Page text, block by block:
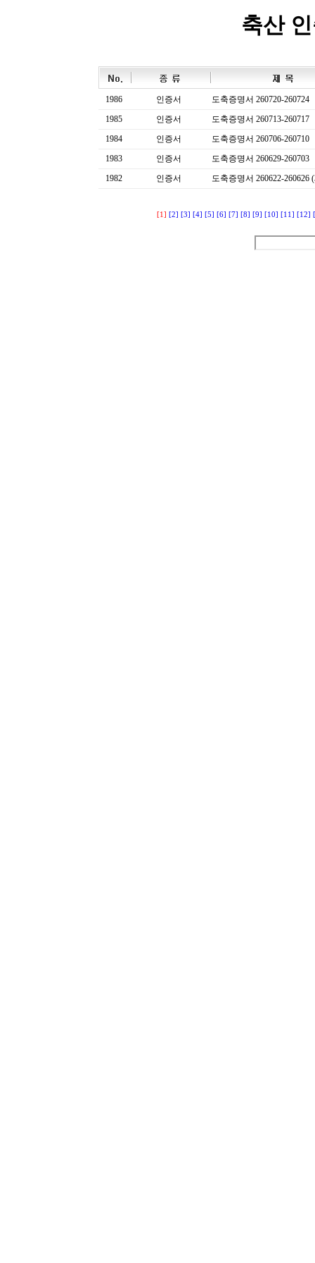
축산
1986 인증서
도축증명서 260720-260724
1985
인증서
도축증명서 260713-260717
1984
인증서
도축증명서 260706-260710
1983
인증서
도축증명서 260629-260703
1982
인증서 도축증명서 260622-260626
[1] [2] [3] [4] [5] [6] [7] [8] [9] [10] [11] [12]